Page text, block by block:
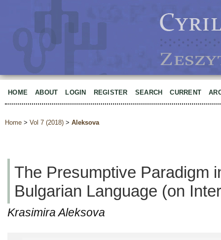
HOME ABOUT LOGIN REGISTER SEARCH CURRENT
Home > Vol 7 (2018) > Aleksova
The Presumptive Paradigm
Bulgarian Language (on
Krasimira Aleksova